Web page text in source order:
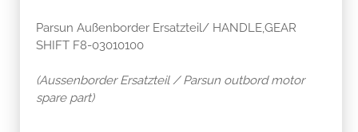
Parsun Außenborder Ersatzteil/ HANDLE,GEAR
SHIFT F8-03010100
(Aussenborder Ersatzteil / Parsun outbord motor
spare part)